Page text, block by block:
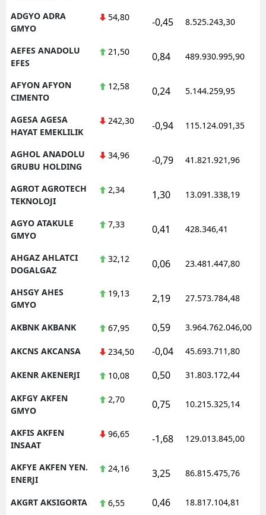
ADGYO ADRA
GMYO
54,80 -0,45 8.525.243,30
AEFES ANADOLU
EFES
21,50 0,84 489.930.995,90
AFYON AFYON
CIMENTO
12,58 0,24 5.144.259,95
AGESA AGESA
HAYAT EMEKLILIK
242,30 -0,94 115.124.091,35
AGHOL ANADOLU
GRUBU HOLDING
34,96 -0,79 41.821.921,96
AGROT AGROTECH
TEKNOLOJI
2,34 1,30 13.091.338,19
AGYO ATAKULE
GMYO
7,33 0,41 428.346,41
AHGAZ AHLATCI
DOGALGAZ
32,12 0,06 23.481.447,80
AHSGY AHES
GMYO
19,13 2,19 27.573.784,48
AKBNK AKBANK 67,95 0,59 3.964.762.046,00
AKCNS AKCANSA 234,50 -0,04 45.693.711,80
AKENR AKENERJI 10,08 0,50 31.803.172,44
AKFGY AKFEN
GMYO
2,70 0,75 10.215.325,14
AKFIS AKFEN
INSAAT
96,65 -1,68 129.013.845,00
AKFYE AKFEN YEN.
ENERJI
24,16 3,25 86.815.475,76
AKGRT AKSIGORTA 6,55 0,46 18.817.104,81